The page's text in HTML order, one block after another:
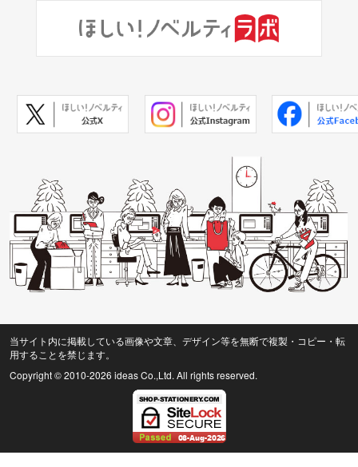
当サイト内に掲載している画像や文章、デザイン等を無断で複製・コピー・転
用することを禁じます。
Copyright © 2010-2026 ideas Co.,Ltd. All rights reserved.